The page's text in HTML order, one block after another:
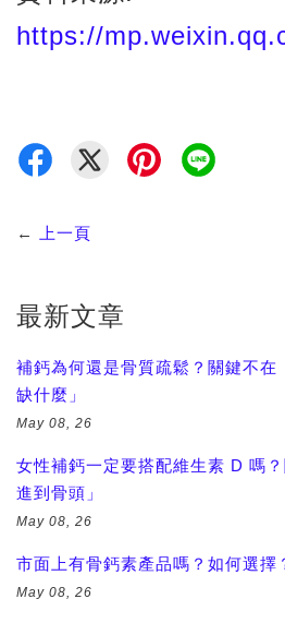
https://
← 上一頁
最新文章
補鈣為何還是骨質疏鬆？關鍵不在
缺什麼」
May 08, 26
女性補鈣一定要搭配維生素 D 嗎
進到骨頭」
May 08, 26
市面上有骨鈣素產品嗎？如何選擇
May 08, 26